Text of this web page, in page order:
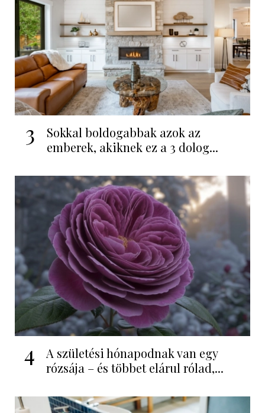
3
Sokkal boldogabbak azok az
emberek, akiknek ez a 3 dolog...
4
A születési hónapodnak van egy
rózsája – és többet elárul rólad,...